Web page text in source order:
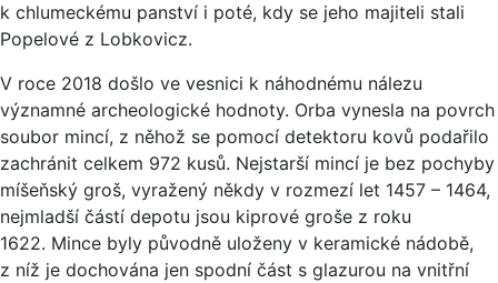
k chlumeckému panství i poté, kdy se jeho majiteli stali
Popelové z Lobkovicz.
V roce 2018 došlo ve vesnici k náhodnému nálezu
významné archeologické hodnoty. Orba vynesla na povrch
soubor mincí, z něhož se pomocí detektoru kovů podařilo
zachránit celkem 972 kusů. Nejstarší mincí je bez pochyby
míšeňský groš, vyražený někdy v rozmezí let 1457 – 1464,
nejmladší částí depotu jsou kiprové groše z roku
1622. Mince byly původně uloženy v keramické nádobě,
z níž je dochována jen spodní část s glazurou na vnitřní